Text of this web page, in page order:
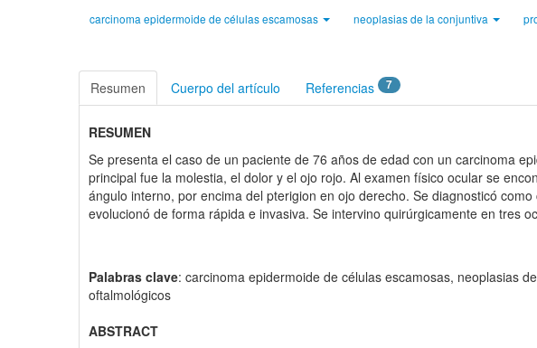
carcinoma epidermoide de células escamosas neoplasias de la conjuntiva
Resumen Cuerpo del artículo Referencias 7
RESUMEN
Se presenta el caso de un paciente de 76 años de edad con un carcinoma
principal fue la molestia, el dolor y el ojo rojo. Al examen físico ocular se
ángulo interno, por encima del pterigion en ojo derecho. Se diagnosticó
evolucionó de forma rápida e invasiva. Se intervino quirúrgicamente en tres
Palabras clave: carcinoma epidermoide de células escamosas, neoplasias
oftalmológicos
ABSTRACT